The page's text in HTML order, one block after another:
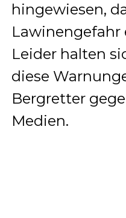
hingewiesen,
Lawinengefahr
Leider halten
diese
Bergretter
Medien.